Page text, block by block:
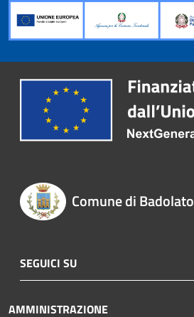
Comune di Badolato
SEGUICI SU
AMMINISTRAZIONE